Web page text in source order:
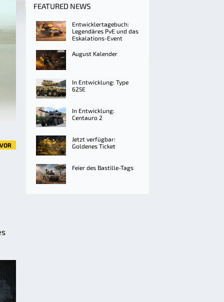
VOR
FEATURED NEWS
Entwicklertagebuch:
Legendäres PvE und das
Eskalations-Event
August Kalender
In Entwicklung: Type
625E
In Entwicklung:
Centauro 2
Jetzt verfügbar:
Goldenes Ticket
Feier des Bastille-Tags